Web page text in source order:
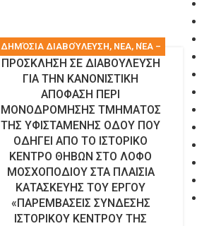
ΔΗΜΌΣΙΑ ΔΙΑΒΟΎΛΕΥΣΗ, ΝΕΑ, ΝΈΑ –
ΑΝΑΚΟΙΝΏΣΕΙΣ
ΠΡΟΣΚΛΗΣΗ ΣΕ ΔΙΑΒΟΥΛΕΥΣΗ
ΓΙΑ ΤΗΝ ΚΑΝΟΝΙΣΤΙΚΗ
ΑΠΟΦΑΣΗ ΠΕΡΙ
ΜΟΝΟΔΡΟΜΗΣΗΣ ΤΜΗΜΑΤΟΣ
ΤΗΣ ΥΦΙΣΤΑΜΕΝΗΣ ΟΔΟΥ ΠΟΥ
ΟΔΗΓΕΙ ΑΠΟ ΤΟ ΙΣΤΟΡΙΚΟ
ΚΕΝΤΡΟ ΘΗΒΩΝ ΣΤΟ ΛΟΦΟ
ΜΟΣΧΟΠΟΔΙΟΥ ΣΤΑ ΠΛΑΙΣΙΑ
ΚΑΤΑΣΚΕΥΗΣ ΤΟΥ ΕΡΓΟΥ
«ΠΑΡΕΜΒΑΣΕΙΣ ΣΥΝΔΕΣΗΣ
ΙΣΤΟΡΙΚΟΥ ΚΕΝΤΡΟΥ ΤΗΣ